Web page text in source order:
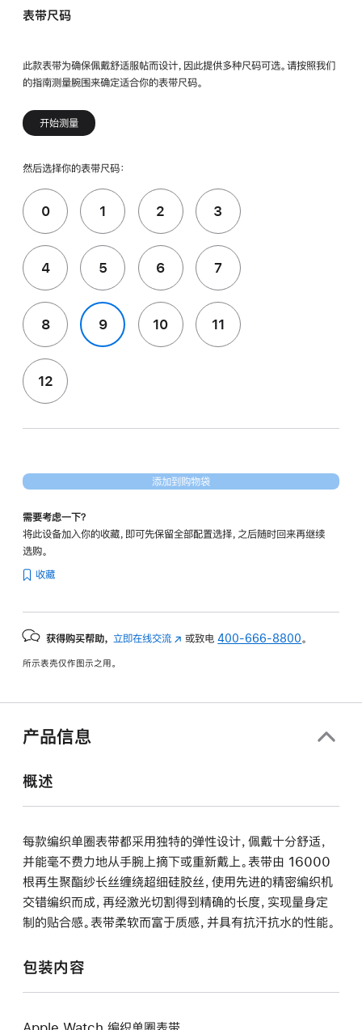
表带尺码
此款表带为确保佩戴舒适服帖而设计，因此提供多种尺码可选。请按照我们
的指南测量腕围来确定适合你的表带尺码。
开始测量
然后选择你的表带尺码：
0 1 2 3
4 5 6 7
8 9 10 11
12
添加到购物袋
需要考虑一下？
将此设备加入你的收藏，即可先保留全部配置选择，之后随时回来再继续
选购。
收藏
获得购买帮助， 立即在线交流 (在
中
或致电400-666-8800 。
所示表壳仅作图示之用。
产品信息
概述
每款编织单圈表带都采用独特的弹性设计，佩戴十分舒适，
并能毫不费力地从手腕上摘下或重新戴上。表带由 16000
根再生聚酯纱长丝缠绕超细硅胶丝，使用先进的精密编织机
交错编织而成，再经激光切割得到精确的长度，实现量身定
制的贴合感。表带柔软而富于质感，并具有抗汗抗水的性能。
包装内容
Apple Watch 编织单圈表带